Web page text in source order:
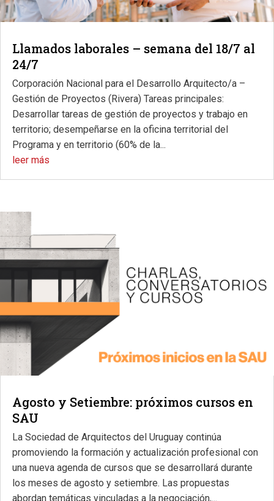
Llamados laborales – semana del 18/7 al
24/7
Corporación Nacional para el Desarrollo Arquitecto/a –
Gestión de Proyectos (Rivera) Tareas principales:
Desarrollar tareas de gestión de proyectos y trabajo en
territorio; desempeñarse en la oficina territorial del
Programa y en territorio (60% de la...
leer más
Agosto y Setiembre: próximos cursos en
SAU
La Sociedad de Arquitectos del Uruguay continúa
promoviendo la formación y actualización profesional con
una nueva agenda de cursos que se desarrollará durante
los meses de agosto y setiembre. Las propuestas
abordan temáticas vinculadas a la negociación,...